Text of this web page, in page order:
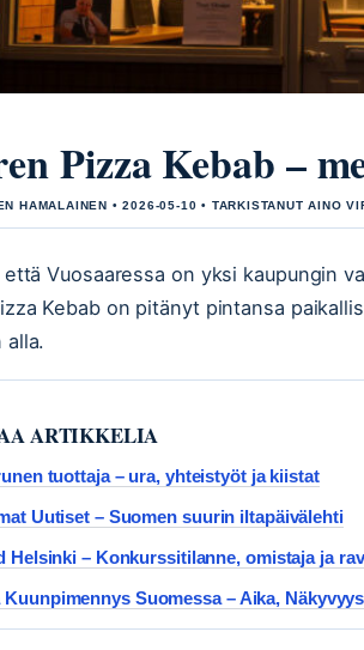
Pizza Kebab –
HAMALAINEN • 2026-05-10 • TARKISTANUT AINO
että Vuosaaressa on yksi kaupungin
Kebab on pitänyt pintansa
alla.
ARTIKKELIA
tuottaja – ura, yhteistyöt ja kiistat
Uutiset – Suomen suurin iltapäivälehti
Helsinki – Konkurssitilanne, omistaja ja
Kuunpimennys Suomessa – Aika,